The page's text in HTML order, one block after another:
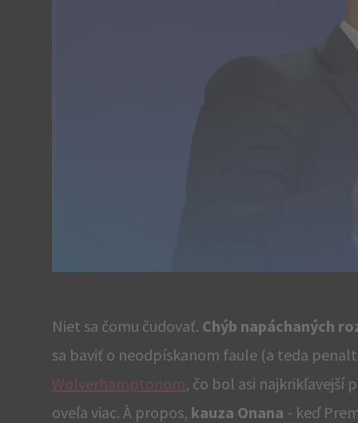
Niet sa čomu čudovať. Chýb napáchaných
sa baviť o neodpískanom faule (a teda
Wolverhamptonom, čo bol asi najkrikľavejší
oveľa viac. À propos, kauza Onana - keď